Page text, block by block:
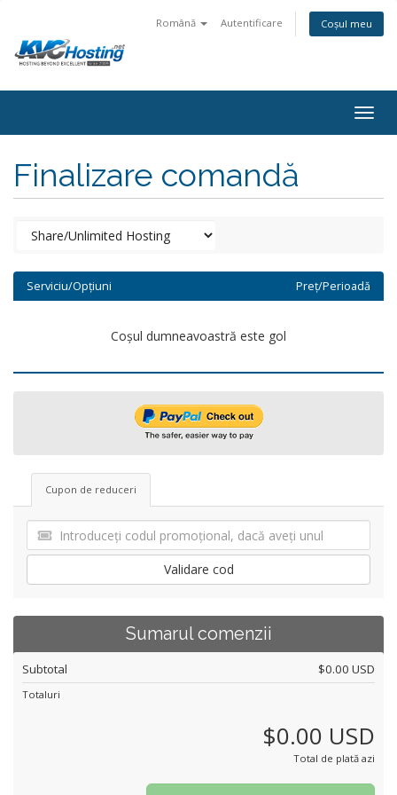
Română Autentificare Coșul meu
Finalizare comandă
Serviciu/Opțiuni Preț/Perioadă
Coșul dumneavoastră este gol
Cupon de reduceri
Validare cod
Sumarul comenzii
Subtotal $0.00 USD
Totaluri
$0.00 USD
Total de plată azi